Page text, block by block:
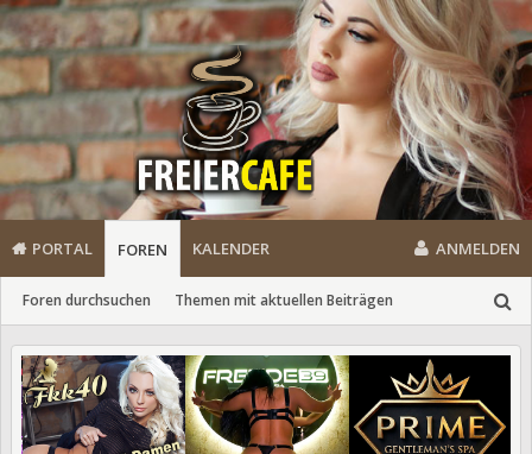
PORTAL FOREN
Foren durchsuchen Themen mit aktuellen Beiträgen
KALENDER ANMELDEN